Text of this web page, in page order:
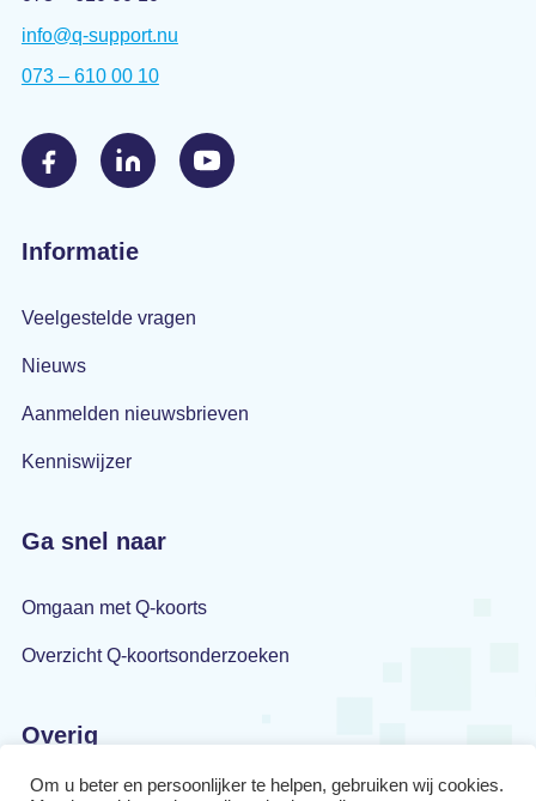
info@q-support.nu
073 – 610 00 10
Informatie
Veelgestelde vragen
Nieuws
Aanmelden nieuwsbrieven
Kenniswijzer
Ga snel naar
Omgaan met Q-koorts
Overzicht Q-koortsonderzoeken
Overig
Om u beter en persoonlijker te helpen, gebruiken wij cookies.